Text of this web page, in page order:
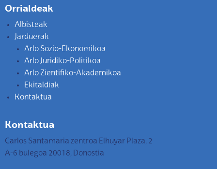
Orrialdeak
Albisteak
Jarduerak
Arlo Sozio-Ekonomikoa
Arlo Juridiko-Politikoa
Arlo Zientifiko-Akademikoa
Ekitaldiak
Kontaktua
Kontaktua
Carlos Santamaria zentroa Elhuyar Plaza, 2
A-6 bulegoa 20018, Donostia